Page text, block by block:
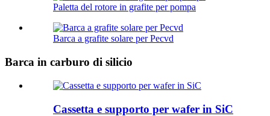
Paletta del rotore in grafite per pompa
Barca a grafite solare per Pecvd
Barca in carburo di silicio
Cassetta e supporto per wafer in SiC